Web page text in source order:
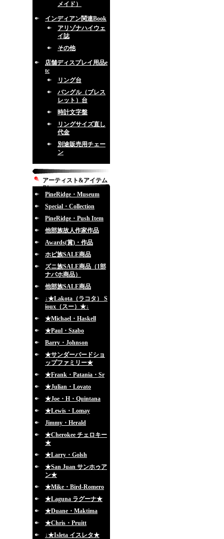
メイド）
インディアン関連Book
アリゾナハイウェ
イ誌
その他
店舗ディスプレイ用品e
tc
リング台
バングル（ブレス
レット）台
時計文字盤
リングサイズ直し
代金
別途販売用チェー
ン
アーティスト&アイテム
別
PineRidge・Museum
Special・Collection
PineRidge・Push Item
他部族故人作家作品
Awards(賞)・作品
ホピ族SALE商品
ズニ族SALE商品（1部
ナバホ商品）
他部族SALE商品
↓★Lakota（ラコタ） S
ioux（スー）★↓
★Michael・Haskell
★Paul・Szabo
Barry・Johnson
★サンダーバードショ
ップファミリー★
★Frank・Patania・Sr
★Julian・Lovato
★Joe・H・Quintana
★Lewis・Lomay
Jimmy・Herald
★Cherokee チェロキー
★
★Larry・Golsh
★San Juan サンホゥア
ン★
★Mike・Bird-Romero
★Laguna ラグーナ★
★Duane・Maktima
★Chris・Pruitt
↓★Isleta イスレタ★